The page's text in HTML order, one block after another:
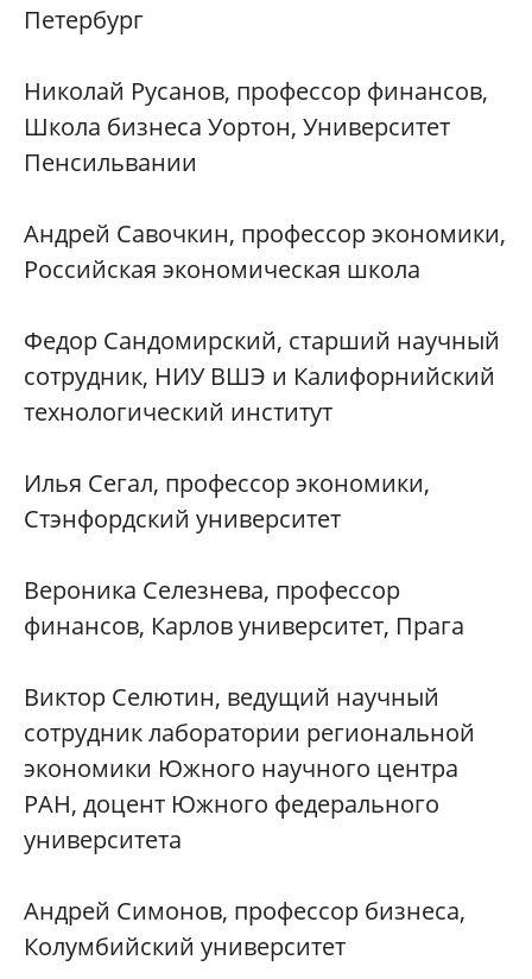
Петербург
Николай Русанов, профессор финансов,
Школа бизнеса Уортон, Университет
Пенсильвании
Андрей Савочкин, профессор экономики,
Российская экономическая школа
Федор Сандомирский, старший научный
сотрудник, НИУ ВШЭ и Калифорнийский
технологический институт
Илья Сегал, профессор экономики,
Стэнфордский университет
Вероника Селезнева, профессор
финансов, Карлов университет, Прага
Виктор Селютин, ведущий научный
сотрудник лаборатории региональной
экономики Южного научного центра
РАН, доцент Южного федерального
университета
Андрей Симонов, профессор бизнеса,
Колумбийский университет